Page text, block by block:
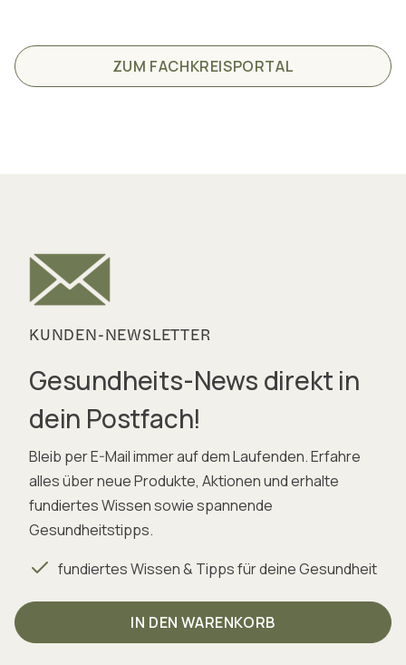
IN DEN WARENKORB
ZUM FACHKREISPORTAL
KUNDEN-NEWSLETTER
Gesundheits-News direkt in
dein Postfach!
Bleib per E-Mail immer auf dem Laufenden. Erfahre
alles über neue Produkte, Aktionen und erhalte
fundiertes Wissen sowie spannende
Gesundheitstipps.
fundiertes Wissen & Tipps für deine Gesundheit
aktuelle Produktnews
attraktive Rabatte & Aktionen